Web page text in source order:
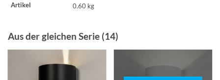
Artikel 0.60 kg
Aus der gleichen Serie (14)